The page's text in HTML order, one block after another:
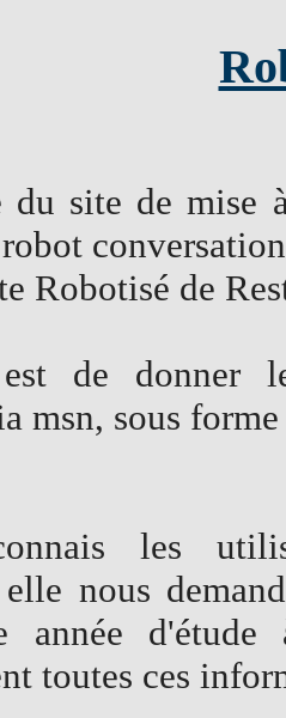
du site de mise
Robotisé de
de donner
msn, sous
les
nous
année
toutes ces